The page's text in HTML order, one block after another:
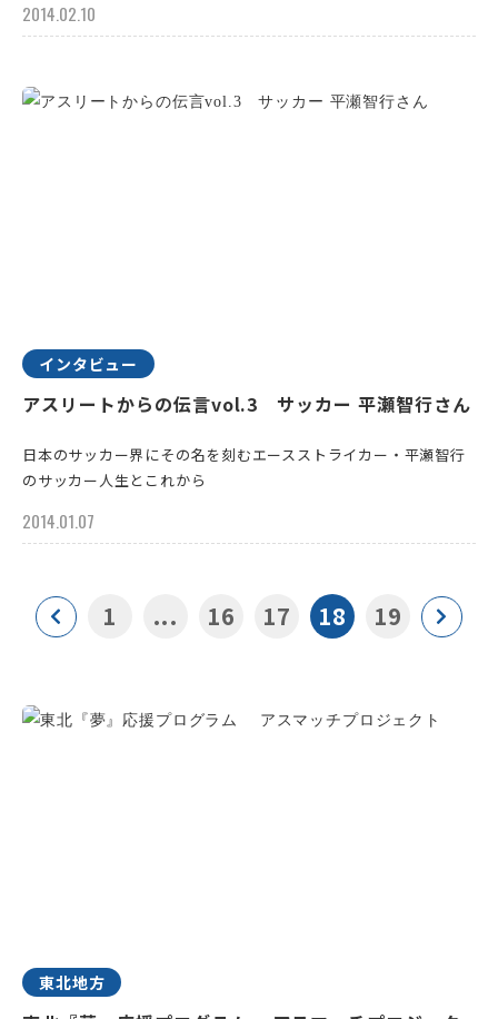
2014.02.10
インタビュー
アスリートからの伝言vol.3 サッカー 平瀬智行さん
日本のサッカー界にその名を刻むエースストライカー・平瀬智行
のサッカー人生とこれから
2014.01.07
1 ... 16 17 18 19
東北地方